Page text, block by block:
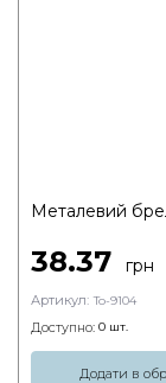
Металевий
38.37 грн
Артикул: To-9104
Доступно: 0 шт.
Додати в